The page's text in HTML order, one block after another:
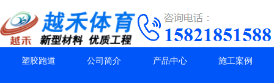
塑胶跑道 公司简介 产品中心 施工案例